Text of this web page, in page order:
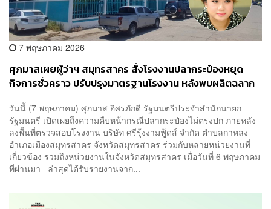
7 พฤษภาคม 2026
ศุภมาสเผยผู้ว่าฯ สมุทรสาคร สั่งโรงงานปลากระป๋องหยุด
กิจการชั่วคราว ปรับปรุงมาตรฐานโรงงาน หลังพบผลิตฉลาก
วันนี้ (7 พฤษภาคม) ศุภมาส อิศรภักดี รัฐมนตรีประจำสำนักนายก
รัฐมนตรี เปิดเผยถึงความคืบหน้ากรณีปลากระป๋องไม่ตรงปก ภายหลัง
ลงพื้นที่ตรวจสอบโรงงาน บริษัท ศรีรุ้งงามฟู้ดส์ จำกัด ตำบลกาหลง
อำเภอเมืองสมุทรสาคร จังหวัดสมุทรสาคร ร่วมกับหลายหน่วยงานที่
เกี่ยวข้อง รวมถึงหน่วยงานในจังหวัดสมุทรสาคร เมื่อวันที่ 6 พฤษภาคม
ที่ผ่านมา ล่าสุดได้รับรายงานจาก...